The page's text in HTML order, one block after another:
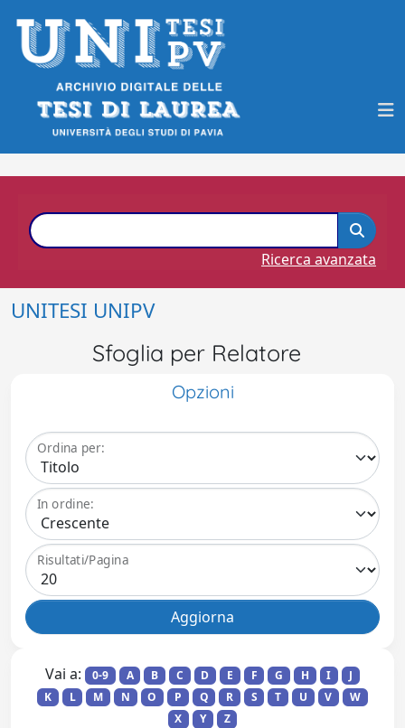
Ricerca avanzata
UNITESI UNIPV
Sfoglia per Relatore
Opzioni
Ordina per:
In ordine:
Risultati/Pagina
Vai a: 0-9 A B C D E F G H I
J
K
L M N O P Q R S T U V
W
X
Y Z